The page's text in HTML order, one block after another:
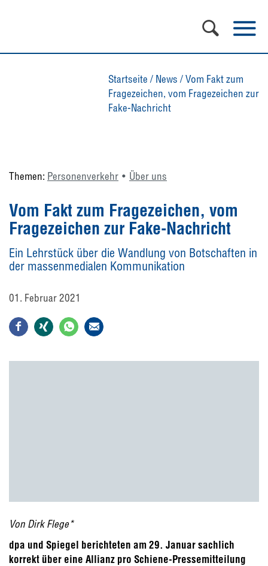
Startseite / News /Vom Fakt zum
Fragezeichen, vom Fragezeichen zur
Fake-Nachricht
Themen: Personenverkehr Über uns
Vom Fakt zum Fragezeichen, vom
Fragezeichen zur Fake-Nachricht
Ein Lehrstück über die Wandlung von Botschaften in
der massenmedialen Kommunikation
01. Februar 2021
Von Dirk Flege*
dpa und Spiegel berichteten am 29. Januar sachlich
korrekt über eine Allianz pro Schiene-Pressemitteilung